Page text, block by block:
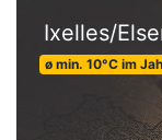
Ixelles/
ø min. 10°C im